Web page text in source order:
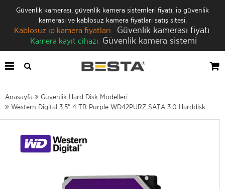
Güvenlik kamerası, güvenlik kamera sistemleri fiyatı, ip güvenlik
kamerası ve kablosuz kamera fiyatları satış sitesi.
Kablosuz ip kamera fiyatları Güvenlik kamerası fiyatı
Kamera kayıt cihazı Güvenlik kamera sistemi
Anasayfa
Güvenlik Hard Disk Modelleri
Western Digital 3.5" 4 TB Purple WD42PURZ SATA 3.0 Harddisk